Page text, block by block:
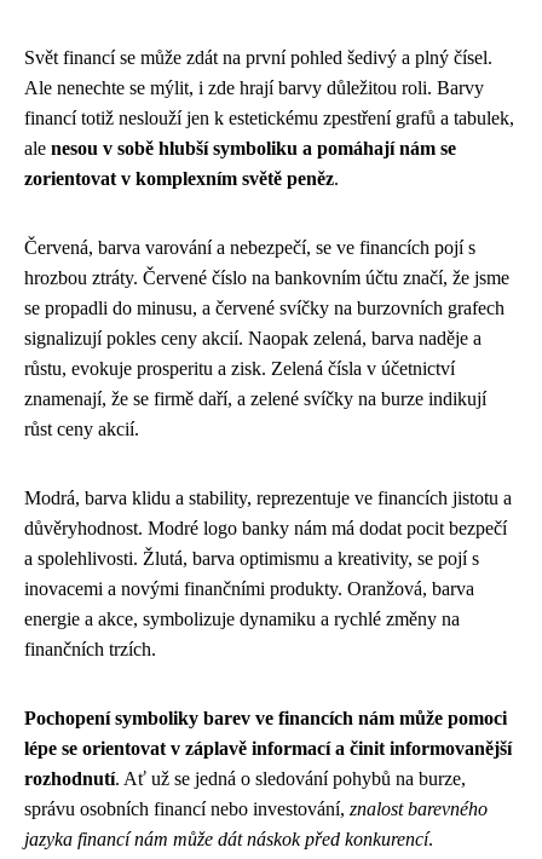
Svět financí se může zdát na první pohled šedivý a plný čísel.
Ale nenechte se mýlit, i zde hrají barvy důležitou roli. Barvy
financí totiž neslouží jen k estetickému zpestření grafů a tabulek,
ale nesou v sobě hlubší symboliku a pomáhají nám se
zorientovat v komplexním světě peněz.
Červená, barva varování a nebezpečí, se ve financích pojí s
hrozbou ztráty. Červené číslo na bankovním účtu značí, že jsme
se propadli do minusu, a červené svíčky na burzovních grafech
signalizují pokles ceny akcií. Naopak zelená, barva naděje a
růstu, evokuje prosperitu a zisk. Zelená čísla v účetnictví
znamenají, že se firmě daří, a zelené svíčky na burze indikují
růst ceny akcií.
Modrá, barva klidu a stability, reprezentuje ve financích jistotu a
důvěryhodnost. Modré logo banky nám má dodat pocit bezpečí
a spolehlivosti. Žlutá, barva optimismu a kreativity, se pojí s
inovacemi a novými finančními produkty. Oranžová, barva
energie a akce, symbolizuje dynamiku a rychlé změny na
finančních trzích.
Pochopení symboliky barev ve financích nám může pomoci
lépe se orientovat v záplavě informací a činit informovanější
rozhodnutí. Ať už se jedná o sledování pohybů na burze,
správu osobních financí nebo investování, znalost barevného
jazyka financí nám může dát náskok před konkurencí.